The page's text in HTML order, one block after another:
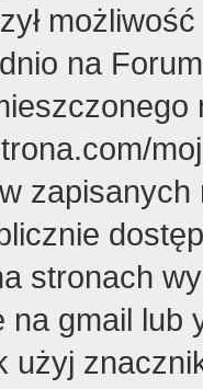
na
stronach
gmail lub
użyj